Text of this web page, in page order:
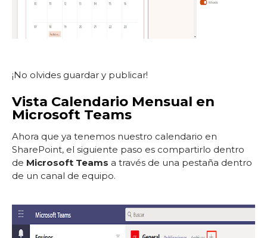
¡No olvides guardar y publicar!
Vista Calendario Mensual en
Microsoft Teams
Ahora que ya tenemos nuestro calendario en
SharePoint, el siguiente paso es compartirlo dentro
de Microsoft Teams a través de una pestaña dentro
de un canal de equipo.